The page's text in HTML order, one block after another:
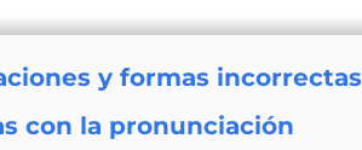
y formas incorrectas
con la pronunciación